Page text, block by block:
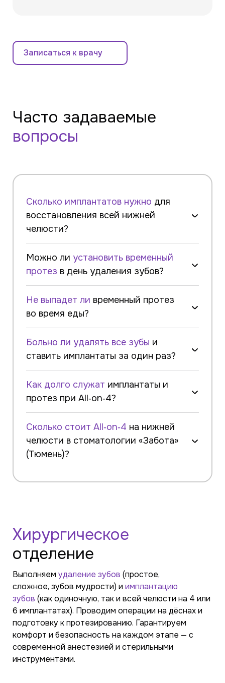
Записаться к врачу
Часто задаваемые
вопросы
Сколько имплантатов нужно для
восстановления всей нижней
челюсти?
Можно ли установить временный
протез в день удаления зубов?
Не выпадет ли временный протез
во время еды?
Больно ли удалять все зубы и
ставить имплантаты за один раз?
Как долго служат имплантаты и
протез при All‑on‑4?
Сколько стоит All‑on‑4 на нижней
челюсти в стоматологии «Забота»
(Тюмень)?
удаления несостоятельных зубов;
анестезии, диагностики (КТ),
послеоперационного наблюдения.
Хирургическое
отделение
Выполняем удаление зубов (простое,
сложное, зубов мудрости) и имплантацию
зубов (как одиночную, так и всей челюсти на 4 или
6 имплантатах). Проводим операции на дёснах и
подготовку к протезированию. Гарантируем
комфорт и безопасность на каждом этапе — с
современной анестезией и стерильными
инструментами.